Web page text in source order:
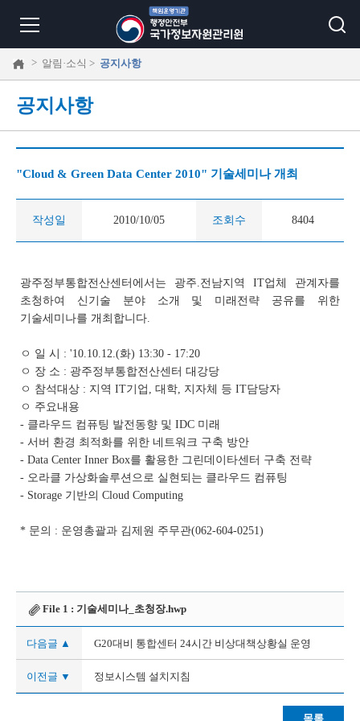
> 알림·소식 > 공지사항
공지사항
"Cloud & Green Data Center 2010" 기술세미나 개최
작성일 2010/10/05 조회수 8404
광주정부통합전산센터에서는 광주.전남지역 IT업체 관계자를
초청하여 신기술 분야 소개 및 미래전략 공유를 위한
기술세미나를 개최합니다.
ㅇ 일 시 : '10.10.12.(화) 13:30 - 17:20
ㅇ 장 소 : 광주정부통합전산센터 대강당
ㅇ 참석대상 : 지역 IT기업, 대학, 지자체 등 IT담당자
ㅇ 주요내용
- 클라우드 컴퓨팅 발전동향 및 IDC 미래
- 서버 환경 최적화를 위한 네트워크 구축 방안
- Data Center Inner Box를 활용한 그린데이타센터 구축 전략
- 오라클 가상화솔루션으로 실현되는 클라우드 컴퓨팅
- Storage 기반의 Cloud Computing
* 문의 : 운영총괄과 김제원 주무관(062-604-0251)
File 1 : 기술세미나_초청장.hwp
다음글 ▲ G20대비 통합센터 24시간 비상대책상황실 운영
이전글 ▼ 정보시스템 설치지침
목록